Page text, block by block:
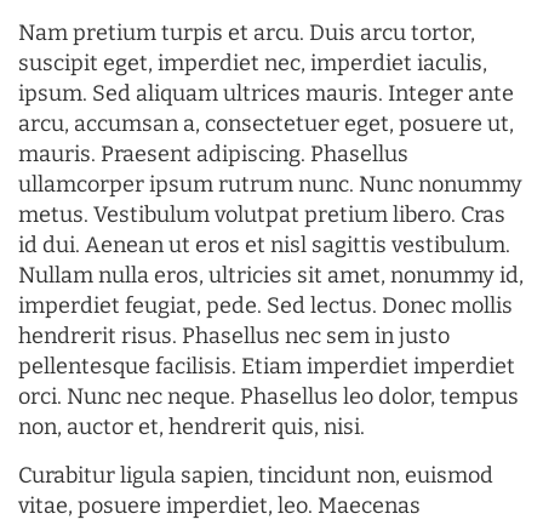
Nam pretium turpis et arcu. Duis arcu tortor,
suscipit eget, imperdiet nec, imperdiet iaculis,
ipsum. Sed aliquam ultrices mauris. Integer ante
arcu, accumsan a, consectetuer eget, posuere ut,
mauris. Praesent adipiscing. Phasellus
ullamcorper ipsum rutrum nunc. Nunc nonummy
metus. Vestibulum volutpat pretium libero. Cras
id dui. Aenean ut eros et nisl sagittis vestibulum.
Nullam nulla eros, ultricies sit amet, nonummy id,
imperdiet feugiat, pede. Sed lectus. Donec mollis
hendrerit risus. Phasellus nec sem in justo
pellentesque facilisis. Etiam imperdiet imperdiet
orci. Nunc nec neque. Phasellus leo dolor, tempus
non, auctor et, hendrerit quis, nisi.
Curabitur ligula sapien, tincidunt non, euismod
vitae, posuere imperdiet, leo. Maecenas